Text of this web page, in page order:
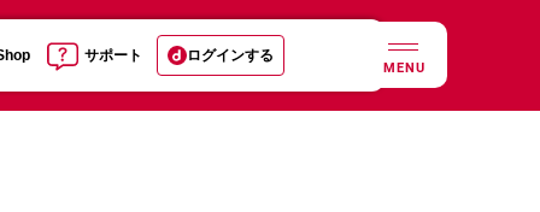
サポート ログインする
MENU